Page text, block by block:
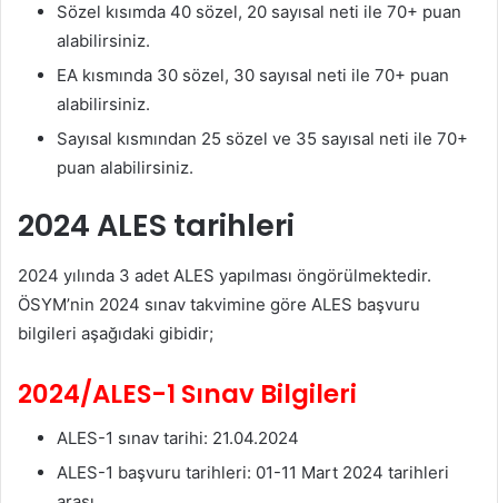
Sözel kısımda 40 sözel, 20 sayısal neti ile 70+ puan
alabilirsiniz.
EA kısmında 30 sözel, 30 sayısal neti ile 70+ puan
alabilirsiniz.
Sayısal kısmından 25 sözel ve 35 sayısal neti ile 70+
puan alabilirsiniz.
2024 ALES tarihleri
2024 yılında 3 adet ALES yapılması öngörülmektedir.
ÖSYM’nin 2024 sınav takvimine göre ALES başvuru
bilgileri aşağıdaki gibidir;
2024/ALES-1 Sınav Bilgileri
ALES-1 sınav tarihi: 21.04.2024
ALES-1 başvuru tarihleri: 01-11 Mart 2024 tarihleri